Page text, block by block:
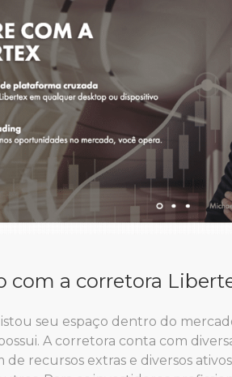
com a corretora
seu espaço dentro do
A corretora conta com
de recursos extras e diversos